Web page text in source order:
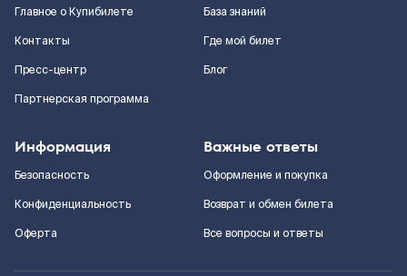
Главное о Купибилете
Контакты
Пресс-центр
Партнерская программа
База знаний
Где мой билет
Блог
Информация
Безопасность
Конфиденциальность
Оферта
Важные ответы
Оформление и покупка
Возврат и обмен билета
Все вопросы и ответы